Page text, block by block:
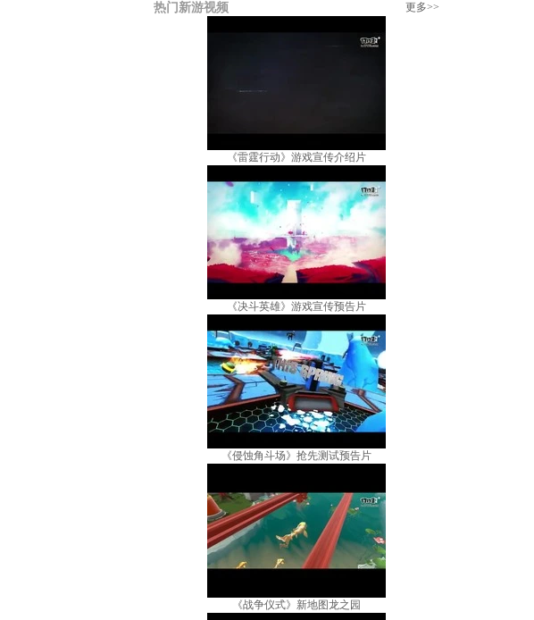
热门新游视频 更多>>
《雷霆行动》游戏宣传介绍片
《决斗英雄》游戏宣传预告片
《侵蚀角斗场》抢先测试预告片
《战争仪式》新地图龙之园